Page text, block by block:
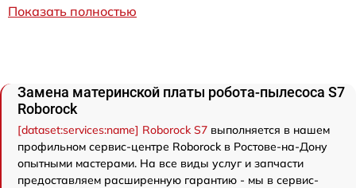
Показать полностью
Замена материнской платы робота-пылесоса S7
Roborock
[dataset:services:name] Roborock S7 выполняется в нашем
профильном сервис-центре Roborock в Ростове-на-Дону
опытными мастерами. На все виды услуг и запчасти
предоставляем расширенную гарантию - мы в сервис-